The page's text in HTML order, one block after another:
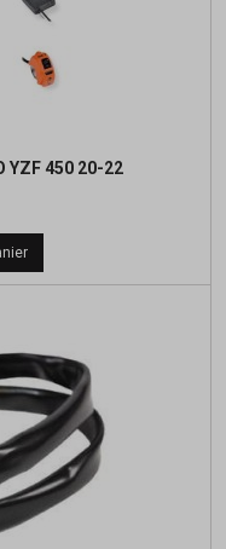
YZF 450 20-22
de